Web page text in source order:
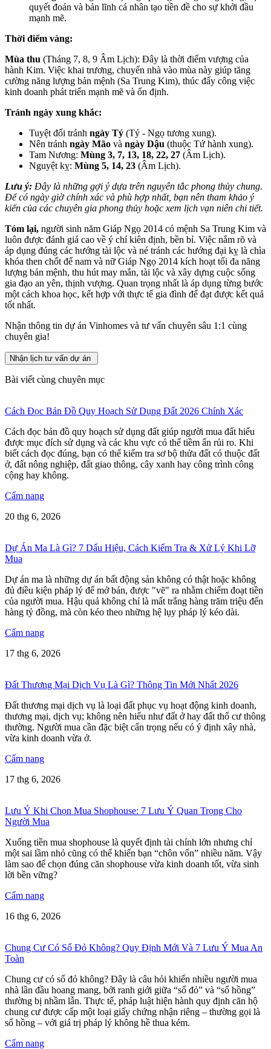
quyết đoán và bản lĩnh cá nhân tạo tiền đề cho sự khởi đầu
mạnh mẽ.
Thời điểm vàng:
Mùa thu (Tháng 7, 8, 9 Âm Lịch): Đây là thời điểm vượng của
hành Kim. Việc khai trương, chuyển nhà vào mùa này giúp tăng
cường năng lượng bản mệnh (Sa Trung Kim), thúc đẩy công việc
kinh doanh phát triển mạnh mẽ và ổn định.
Tránh ngày xung khắc:
Tuyệt đối tránh ngày Tý (Tý - Ngọ tương xung).
Nên tránh ngày Mão và ngày Dậu (thuộc Tứ hành xung).
Tam Nương: Mùng 3, 7, 13, 18, 22, 27 (Âm Lịch).
Nguyệt kỵ: Mùng 5, 14, 23 (Âm Lịch).
Lưu ý: Đây là những gợi ý dựa trên nguyên tắc phong thủy chung.
Để có ngày giờ chính xác và phù hợp nhất, bạn nên tham khảo ý
kiến của các chuyên gia phong thủy hoặc xem lịch vạn niên chi tiết.
Tóm lại, người sinh năm Giáp Ngọ 2014 có mệnh Sa Trung Kim và
luôn được đánh giá cao về ý chí kiên định, bền bỉ. Việc nắm rõ và
áp dụng đúng các hướng tài lộc và né tránh các hướng đại kỵ là chìa
khóa then chốt để nam và nữ Giáp Ngọ 2014 kích hoạt tối đa năng
lượng bản mệnh, thu hút may mắn, tài lộc và xây dựng cuộc sống
gia đạo an yên, thịnh vượng. Quan trọng nhất là áp dụng từng bước
một cách khoa học, kết hợp với thực tế gia đình để đạt được kết quả
tốt nhất.
Nhận thông tin dự án Vinhomes và tư vấn chuyên sâu 1:1 cùng
chuyên gia!
Nhận lịch tư vấn dự án
Bài viết cùng chuyên mục
Cách Đọc Bản Đồ Quy Hoạch Sử Dụng Đất 2026 Chính Xác
Cách đọc bản đồ quy hoạch sử dụng đất giúp người mua đất hiểu
được mục đích sử dụng và các khu vực có thể tiềm ẩn rủi ro. Khi
biết cách đọc đúng, bạn có thể kiểm tra sơ bộ thửa đất có thuộc đất
ở, đất nông nghiệp, đất giao thông, cây xanh hay công trình công
cộng hay không.
Cẩm nang
20 thg 6, 2026
Dự Án Ma Là Gì? 7 Dấu Hiệu, Cách Kiểm Tra & Xử Lý Khi Lỡ
Mua
Dự án ma là những dự án bất động sản không có thật hoặc không
đủ điều kiện pháp lý để mở bán, được "vẽ" ra nhằm chiếm đoạt tiền
của người mua. Hậu quả không chỉ là mất trắng hàng trăm triệu đến
hàng tỷ đồng, mà còn kéo theo những hệ lụy pháp lý kéo dài.
Cẩm nang
17 thg 6, 2026
Đất Thương Mại Dịch Vụ Là Gì? Thông Tin Mới Nhất 2026
Đất thương mại dịch vụ là loại đất phục vụ hoạt động kinh doanh,
thương mại, dịch vụ; không nên hiểu như đất ở hay đất thổ cư thông
thường. Người mua cần đặc biệt cẩn trọng nếu có ý định xây nhà,
vừa kinh doanh vừa ở.
Cẩm nang
17 thg 6, 2026
Lưu Ý Khi Chọn Mua Shophouse: 7 Lưu Ý Quan Trọng Cho
Người Mua
Xuống tiền mua shophouse là quyết định tài chính lớn nhưng chỉ
một sai lầm nhỏ cũng có thể khiến bạn “chôn vốn” nhiều năm. Vậy
làm sao để chọn đúng căn shophouse vừa kinh doanh tốt, vừa sinh
lời bền vững?
Cẩm nang
16 thg 6, 2026
Chung Cư Có Sổ Đỏ Không? Quy Định Mới Và 7 Lưu Ý Mua An
Toàn
Chung cư có sổ đỏ không? Đây là câu hỏi khiến nhiều người mua
nhà lần đầu hoang mang, bởi ranh giới giữa “sổ đỏ” và “sổ hồng”
thường bị nhầm lẫn. Thực tế, pháp luật hiện hành quy định căn hộ
chung cư được cấp một loại giấy chứng nhận riêng – thường gọi là
sổ hồng – với giá trị pháp lý không hề thua kém.
Cẩm nang